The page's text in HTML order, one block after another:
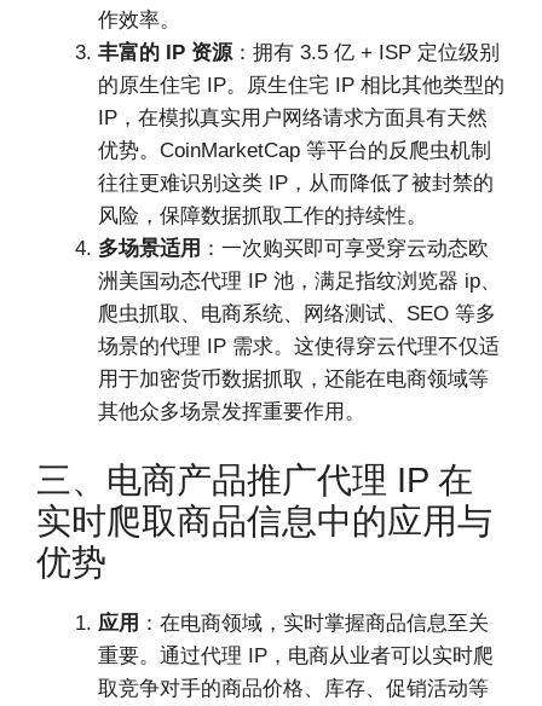
作效率。
丰富的 IP 资源：拥有 3.5 亿 + ISP 定位级别
的原生住宅 IP。原生住宅 IP 相比其他类型的
IP，在模拟真实用户网络请求方面具有天然
优势。CoinMarketCap 等平台的反爬虫机制
往往更难识别这类 IP，从而降低了被封禁的
风险，保障数据抓取工作的持续性。
多场景适用 ：一次购买即可享受穿云动态欧
洲美国动态代理 IP 池，满足指纹浏览器 ip、
爬虫抓取、电商系统、网络测试、SEO 等多
场景的代理 IP 需求。这使得穿云代理不仅适
用于加密货币数据抓取，还能在电商领域等
其他众多场景发挥重要作用。
三、电商产品推广代理 IP 在
实时爬取商品信息中的应用与
优势
应用 ：在电商领域，实时掌握商品信息至关
重要。通过代理 IP，电商从业者可以实时爬
取竞争对手的商品价格、库存、促销活动等